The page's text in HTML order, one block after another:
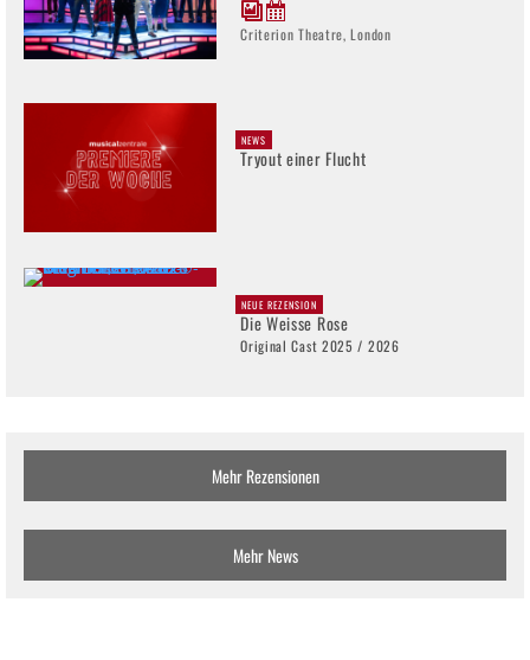
Criterion Theatre, London
NEWS
Tryout einer Flucht
NEUE REZENSION
Die Weisse Rose
Original Cast 2025 / 2026
Mehr Rezensionen
Mehr News